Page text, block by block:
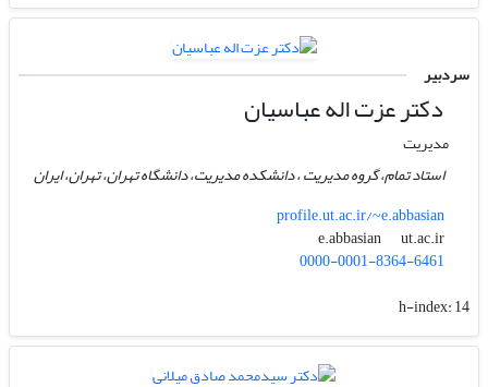
سردبیر
دکتر عزت اله عباسیان
مدیریت
استاد تمام، گروه مدیریت ، دانشکده مدیریت، دانشگاه تهران، تهران، ایران
profile.ut.ac.ir/~e.abbasian
e.abbasian
ut.ac.ir
0000-0001-8364-6461
h-index:14